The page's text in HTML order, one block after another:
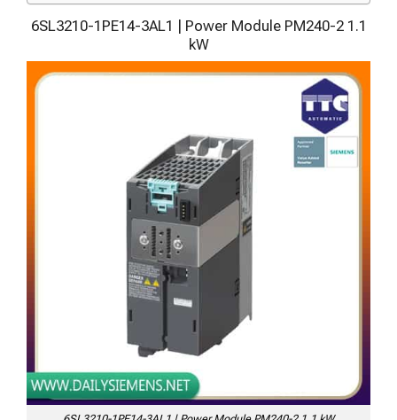
6SL3210-1PE14-3AL1 | Power Module PM240-2 1.1
kW